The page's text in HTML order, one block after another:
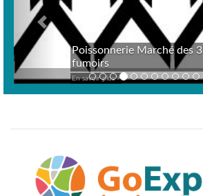
Poissonnerie Marché des 3
fumoirs
En savoir plus >